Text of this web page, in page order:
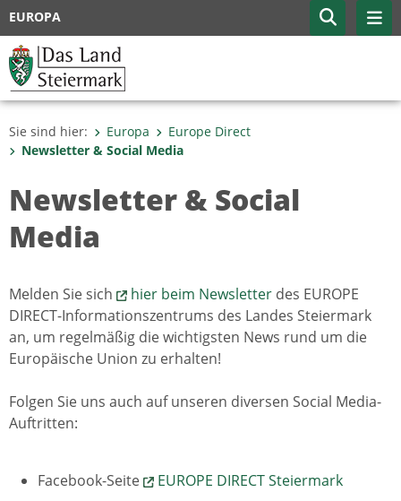
EUROPA
Sie sind hier: Europa
Europe Direct
Newsletter & Social Media
Newsletter & Social
Media
Melden Sie sich hier beim Newsletter des EUROPE
DIRECT-Informationszentrums des Landes Steiermark
an, um regelmäßig die wichtigsten News rund um die
Europäische Union zu erhalten!
Folgen Sie uns auch auf unseren diversen Social Media-
Auftritten:
Facebook-Seite
EUROPE DIRECT Steiermark